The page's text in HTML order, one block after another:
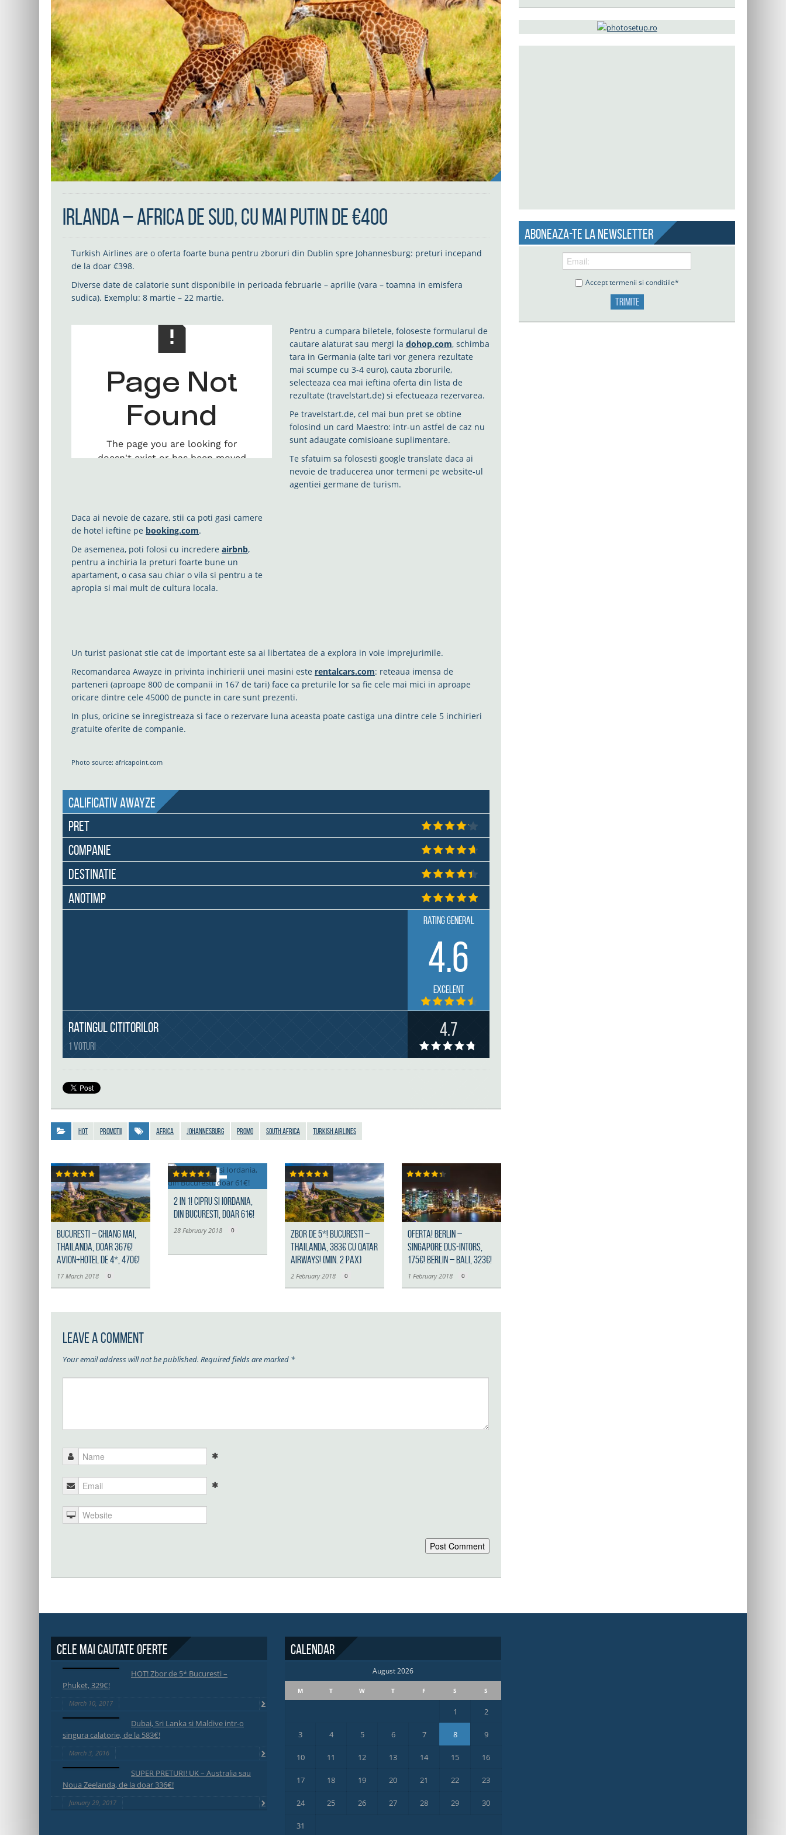
Irlanda – Africa de Sud, cu mai putin de €400
Turkish Airlines are o oferta foarte buna pentru zboruri din Dublin spre Johannesburg: preturi incepand
de la doar €398.
Diverse date de calatorie sunt disponibile in perioada februarie – aprilie (vara – toamna in emisfera
sudica). Exemplu: 8 martie – 22 martie.
Cheap flights by Dohop
Pentru a cumpara biletele, foloseste formularul de
cautare alaturat sau mergi la dohop.com, schimba
tara in Germania (alte tari vor genera rezultate
mai scumpe cu 3-4 euro), cauta zborurile,
selecteaza cea mai ieftina oferta din lista de
rezultate (travelstart.de) si efectueaza rezervarea.
Pe travelstart.de, cel mai bun pret se obtine
folosind un card Maestro: intr-un astfel de caz nu
sunt adaugate comisioane suplimentare.
Te sfatuim sa folosesti google translate daca ai
nevoie de traducerea unor termeni pe website-ul
agentiei germane de turism.
Daca ai nevoie de cazare, stii ca poti gasi camere
de hotel ieftine pe booking.com.
De asemenea, poti folosi cu incredere airbnb,
pentru a inchiria la preturi foarte bune un
apartament, o casa sau chiar o vila si pentru a te
apropia si mai mult de cultura locala.
Un turist pasionat stie cat de important este sa ai libertatea de a explora in voie imprejurimile.
Recomandarea Awayze in privinta inchirierii unei masini este rentalcars.com: reteaua imensa de
parteneri (aproape 800 de companii in 167 de tari) face ca preturile lor sa fie cele mai mici in aproape
oricare dintre cele 45000 de puncte in care sunt prezenti.
In plus, oricine se inregistreaza si face o rezervare luna aceasta poate castiga una dintre cele 5 inchirieri
gratuite oferite de companie.
Photo source: africapoint.com
Calificativ Awayze
Pret
Companie
Destinatie
Anotimp
Rating general
4.6
Excelent
Ratingul cititorilor
1 voturi
4.7
Hot Promotii Africa Johannesburg promo South Africa Turkish Airlines
Bucuresti – Chiang Mai,
Thailanda, doar 367€!
Avion+hotel de 4*, 470€!
17 March 2018 0
2 in 1! Cipru si Iordania,
din Bucuresti, doar 61€!
28 February 2018 0
Zbor de 5*! Bucuresti –
Thailanda, 383€ cu Qatar
Airways! (min. 2 pax)
2 February 2018 0
OFERTA! Berlin –
Singapore dus-intors,
175€! Berlin – Bali, 323€!
1 February 2018 0
Leave a Comment
Your email address will not be published. Required fields are marked *
Aboneaza-te la newsletter
Accept termenii si conditiile*
Cele mai cautate oferte
HOT! Zbor de 5* Bucuresti –
Phuket, 329€!
March 10, 2017
Dubai, Sri Lanka si Maldive intr-o
singura calatorie, de la 583€!
March 3, 2016
SUPER PRETURI! UK – Australia sau
Noua Zeelanda, de la doar 336€!
January 29, 2017
Calendar
August 2026
M T W T F S S
1 2
3 4 5 6 7 8 9
10 11 12 13 14 15 16
17 18 19 20 21 22 23
24 25 26 27 28 29 30
31